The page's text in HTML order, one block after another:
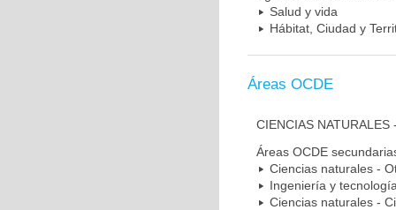
Salud y vida
Hábitat, Ciudad y
Áreas OCDE
CIENCIAS NATURALES
Áreas OCDE
Ciencias naturales -
Ingeniería y
Ciencias naturales -